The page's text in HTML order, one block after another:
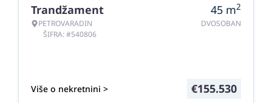
Trandžament
PETROVARADIN
ŠIFRA: #540806
45 m2
DVOSOBAN
Više o nekretnini > €155.530